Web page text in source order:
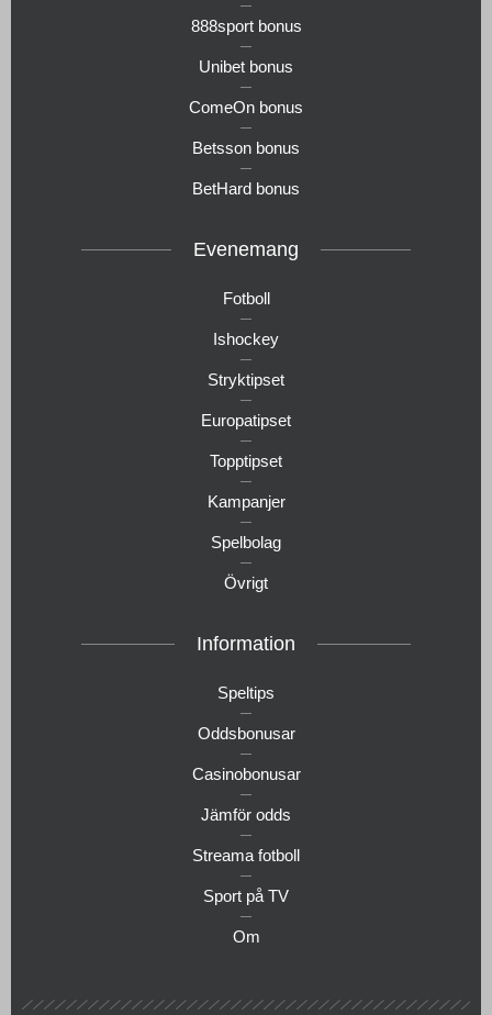
888sport bonus
Unibet bonus
ComeOn bonus
Betsson bonus
BetHard bonus
Evenemang
Fotboll
Ishockey
Stryktipset
Europatipset
Topptipset
Kampanjer
Spelbolag
Övrigt
Information
Speltips
Oddsbonusar
Casinobonusar
Jämför odds
Streama fotboll
Sport på TV
Om